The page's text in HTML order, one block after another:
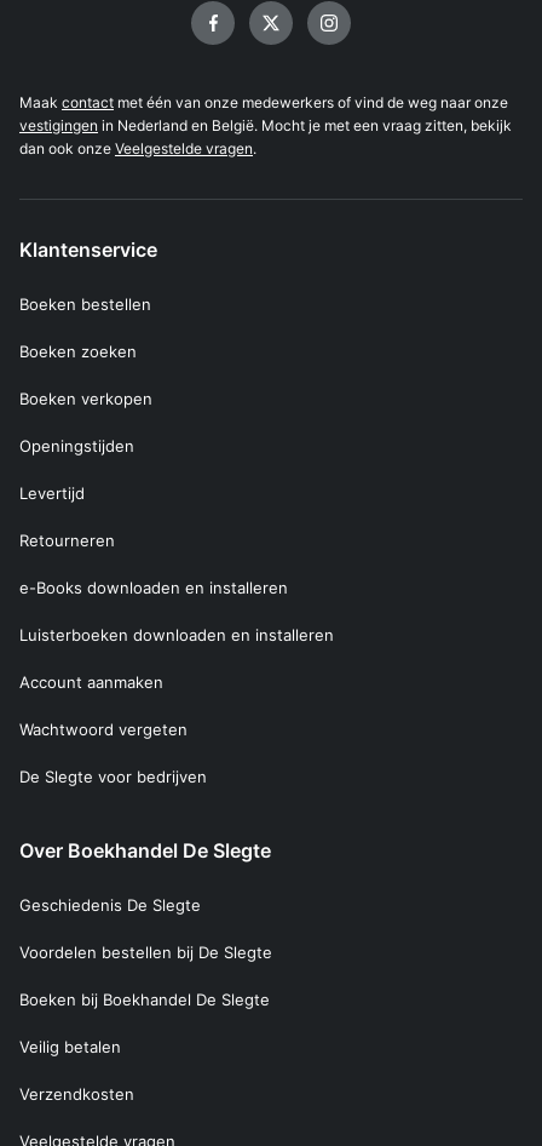
Maak contact met één van onze medewerkers of vind de weg naar onze
vestigingen in Nederland en België. Mocht je met een vraag zitten, bekijk
dan ook onze Veelgestelde vragen.
Klantenservice
Boeken bestellen
Boeken zoeken
Boeken verkopen
Openingstijden
Levertijd
Retourneren
e-Books downloaden en installeren
Luisterboeken downloaden en installeren
Account aanmaken
Wachtwoord vergeten
De Slegte voor bedrijven
Over Boekhandel De Slegte
Geschiedenis De Slegte
Voordelen bestellen bij De Slegte
Boeken bij Boekhandel De Slegte
Veilig betalen
Verzendkosten
Veelgestelde vragen